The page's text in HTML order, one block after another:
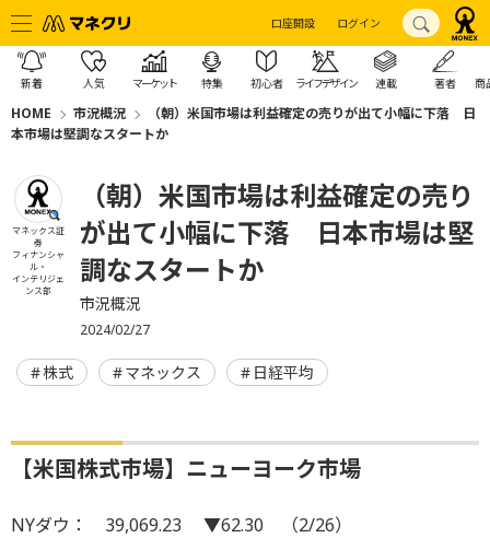
口座開設 ログイン
新着 人気 マーケット 特集 初心者 ライフデザイン 連載 著者 商
HOME 市況概況
（朝）米国市場は利益確定の売りが出て小幅に下落 日
本市場は堅調なスタートか
マネックス証
券
フィナンシャ
ル・
インテリジェ
ンス部
（朝）米国市場は利益確定の売り
が出て小幅に下落 日本市場は堅
調なスタートか
市況概況
2024/02/27
株式 マネックス 日経平均
【米国株式市場】ニューヨーク市場
NYダウ： 39,069.23 ▼62.30 （2/26）